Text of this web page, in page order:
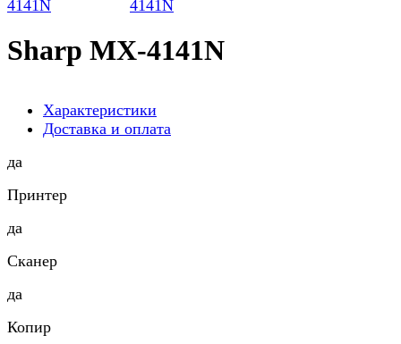
Sharp MX-4141N
Характеристики
Доставка и оплата
да
Принтер
да
Сканер
да
Копир